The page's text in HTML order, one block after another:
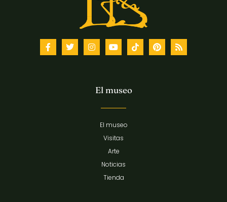
El museo
El museo
Visitas
Arte
Noticias
Tienda